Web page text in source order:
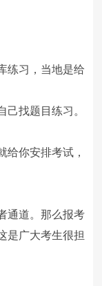
练习，当地是给
己找题目练习。
给你安排考试，
通道。那么报考
是广大考生很担